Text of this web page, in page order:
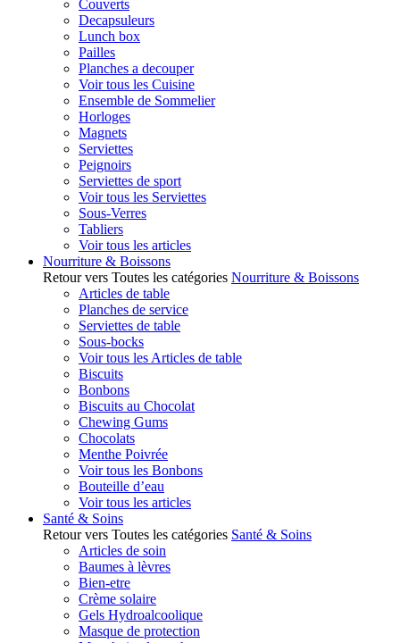
Couverts
Decapsuleurs
Lunch box
Pailles
Planches a decouper
Voir tous les Cuisine
Ensemble de Sommelier
Horloges
Magnets
Serviettes
Peignoirs
Serviettes de sport
Voir tous les Serviettes
Sous-Verres
Tabliers
Voir tous les articles
Nourriture & Boissons
Retour vers Toutes les catégories Nourriture & Boissons
Articles de table
Planches de service
Serviettes de table
Sous-bocks
Voir tous les Articles de table
Biscuits
Bonbons
Biscuits au Chocolat
Chewing Gums
Chocolats
Menthe Poivrée
Voir tous les Bonbons
Bouteille d’eau
Voir tous les articles
Santé & Soins
Retour vers Toutes les catégories Santé & Soins
Articles de soin
Baumes à lèvres
Bien-etre
Crème solaire
Gels Hydroalcoolique
Masque de protection